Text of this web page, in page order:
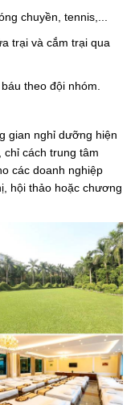
chuyền, tennis,...
trại và cắm trại qua
theo đội nhóm.
gian nghỉ dưỡng hiện
cách trung tâm
các doanh nghiệp
hội thảo hoặc chương